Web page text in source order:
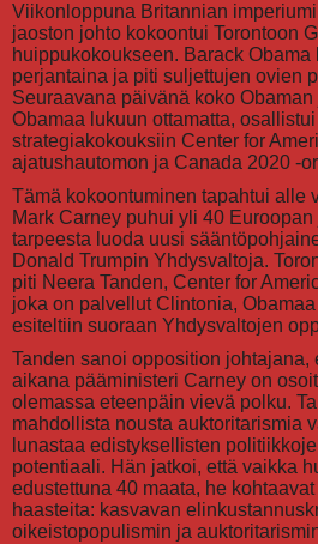
Viikonloppuna Britannian
jaoston johto kokoontui Torontoon
huippukokoukseen. Barack
perjantaina ja piti suljettujen ovien
Seuraavana päivänä koko
Obamaa lukuun ottamatta,
strategiakokouksiin Center for
ajatushautomon ja Canada 2020 -
Tämä kokoontuminen tapahtui alle
Mark Carney puhui yli 40
tarpeesta luoda uusi
Donald Trumpin Yhdysvaltoja.
piti Neera Tanden, Center for
joka on palvellut Clintonia,
esiteltiin suoraan Yhdysvaltojen
Tanden sanoi opposition johtajana,
aikana pääministeri Carney on
olemassa eteenpäin vievä polku.
mahdollista nousta auktoritarismia
lunastaa edistyksellisten
potentiaali. Hän jatkoi, että vaikka
edustettuna 40 maata, he
haasteita: kasvavan
oikeistopopulismin ja